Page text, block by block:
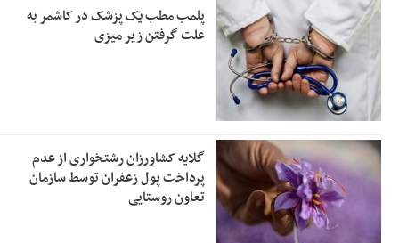
پلمب مطب یک پزشک در کاشمر به
علت گرفتن زیر میزی
گلایه کشاورزان رشتخواری از عدم
پرداخت پول زعفران توسط سازمان
تعاون روستایی